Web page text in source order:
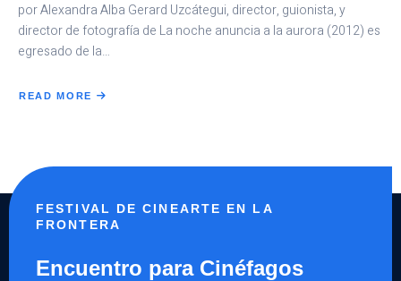
por Alexandra Alba Gerard Uzcátegui, director, guionista, y
director de fotografía de La noche anuncia a la aurora (2012) es
egresado de la…
READ MORE
ABOUT
VIAJE
SOBRE
LAS
DELFESTIVAL DE CINEARTE EN LA
FRONTERA
Encuentro para Cinéfagos